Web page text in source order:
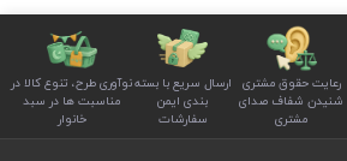
رعایت حقوق مشتری
شنیدن شفاف صدای
مشتری
ارسال سریع با بسته
بندی ایمن
سفارشات
نوآوری طرح، تنوع کالا در
مناسبت ها در سبد
خانوار